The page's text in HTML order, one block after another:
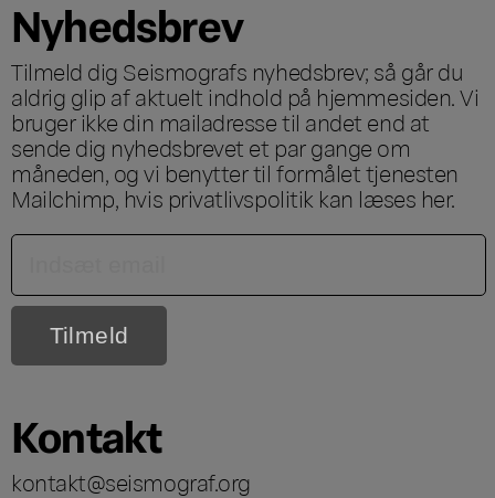
Nyhedsbrev
Tilmeld dig Seismografs nyhedsbrev; så går du
aldrig glip af aktuelt indhold på hjemmesiden. Vi
bruger ikke din mailadresse til andet end at
sende dig nyhedsbrevet et par gange om
måneden, og vi benytter til formålet tjenesten
Mailchimp, hvis privatlivspolitik kan læses her.
Kontakt
kontakt@seismograf.org